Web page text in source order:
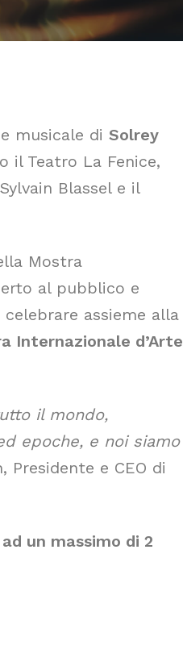
musicale di Solrey
il Teatro La Fenice,
Blassel e il
Mostra
al pubblico e
assieme alla
Internazionale d’Arte
il mondo,
epoche, e noi siamo
Presidente e CEO di
un massimo di 2